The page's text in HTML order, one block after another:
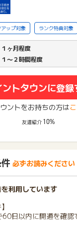
ップ対象 ランク特典対象
１ヶ月程度
１〜２時間程度
トタウンに登録
ントをお持ちの方は
友達紹介 10%
必ずお読みください
利用しています
60日以内に開通を確認